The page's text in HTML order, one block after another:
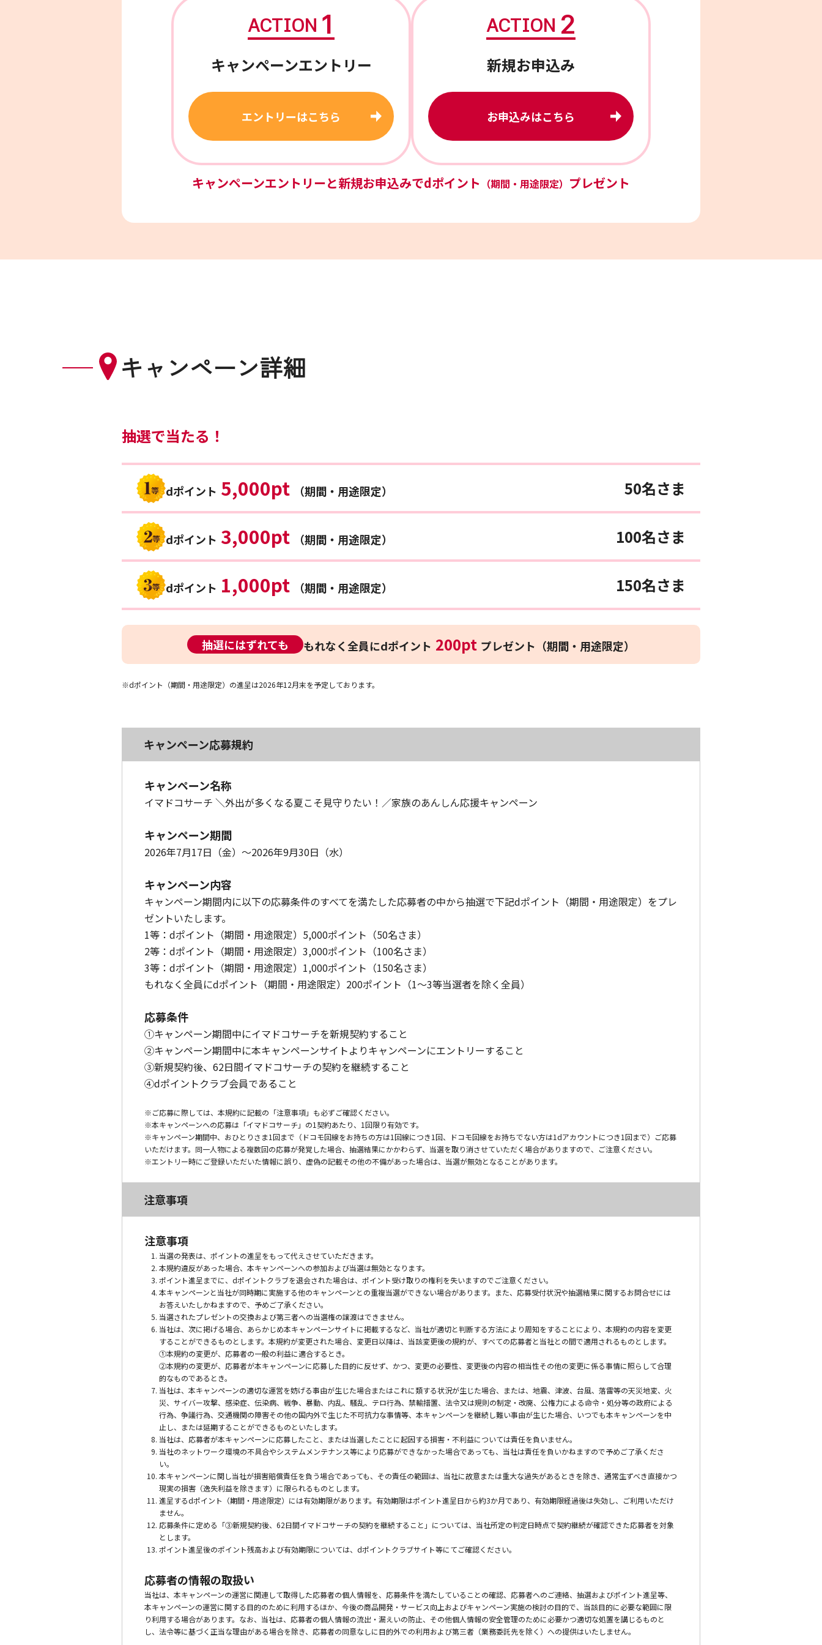
ACTION 1
キャンペーンエントリー
エントリーはこちら
ACTION 2
新規お申込み
お申込みはこちら
キャンペーンエントリーと新規お申込みでdポイント （期間・用途限定） プレゼント
キャンペーン詳細
抽選で当たる！
dポイント 5,000pt （期間・用途限定） 50名さま
dポイント 3,000pt （期間・用途限定） 100名さま
dポイント 1,000pt （期間・用途限定） 150名さま
抽選にはずれても もれなく全員にdポイント 200pt プレゼント（期間・用途限定）
※dポイント（期間・用途限定）の進呈は2026年12月末を予定しております。
キャンペーン応募規約
キャンペーン名称
イマドコサーチ ＼外出が多くなる夏こそ見守りたい！／家族のあんしん応援キャンペーン
キャンペーン期間
2026年7月17日（金）～2026年9月30日（水）
キャンペーン内容
キャンペーン期間内に以下の応募条件のすべてを満たした応募者の中から抽選で下記dポイント（期間・用途限定）をプレ
ゼントいたします。
1等：dポイント（期間・用途限定）5,000ポイント（50名さま）
2等：dポイント（期間・用途限定）3,000ポイント（100名さま）
3等：dポイント（期間・用途限定）1,000ポイント（150名さま）
もれなく全員にdポイント（期間・用途限定）200ポイント（1～3等当選者を除く全員）
応募条件
①キャンペーン期間中にイマドコサーチを新規契約すること
②キャンペーン期間中に本キャンペーンサイトよりキャンペーンにエントリーすること
③新規契約後、62日間イマドコサーチの契約を継続すること
④dポイントクラブ会員であること
※ご応募に際しては、本規約に記載の「注意事項」も必ずご確認ください。
※本キャンペーンへの応募は「イマドコサーチ」の1契約あたり、1回限り有効です。
※キャンペーン期間中、おひとりさま1回まで（ドコモ回線をお持ちの方は1回線につき1回、ドコモ回線をお持ちでない方は1dアカウントにつき1回まで）ご応募
いただけます。同一人物による複数回の応募が発覚した場合、抽選結果にかかわらず、当選を取り消させていただく場合がありますので、ご注意ください。
※エントリー時にご登録いただいた情報に誤り、虚偽の記載その他の不備があった場合は、当選が無効となることがあります。
注意事項
注意事項
当選の発表は、ポイントの進呈をもって代えさせていただきます。
本規約違反があった場合、本キャンペーンへの参加および当選は無効となります。
ポイント進呈までに、dポイントクラブを退会された場合は、ポイント受け取りの権利を失いますのでご注意ください。
本キャンペーンと当社が同時期に実施する他のキャンペーンとの重複当選ができない場合があります。また、応募受付状況や抽選結果に関するお問合せには
お答えいたしかねますので、予めご了承ください。
当選されたプレゼントの交換および第三者への当選権の譲渡はできません。
当社は、次に掲げる場合、あらかじめ本キャンペーンサイトに掲載するなど、当社が適切と判断する方法により周知をすることにより、本規約の内容を変更
することができるものとします。本規約が変更された場合、変更日以降は、当該変更後の規約が、すべての応募者と当社との間で適用されるものとします。
①本規約の変更が、応募者の一般の利益に適合するとき。
②本規約の変更が、応募者が本キャンペーンに応募した目的に反せず、かつ、変更の必要性、変更後の内容の相当性その他の変更に係る事情に照らして合理
的なものであるとき。
当社は、本キャンペーンの適切な運営を妨げる事由が生じた場合またはこれに類する状況が生じた場合、または、地震、津波、台風、落雷等の天災地変、火
災、サイバー攻撃、感染症、伝染病、戦争、暴動、内乱、騒乱、テロ行為、禁輸措置、法令又は規則の制定・改廃、公権力による命令・処分等の政府による
行為、争議行為、交通機関の障害その他の国内外で生じた不可抗力な事情等、本キャンペーンを継続し難い事由が生じた場合、いつでも本キャンペーンを中
止し、または延期することができるものといたします。
当社は、応募者が本キャンペーンに応募したこと、または当選したことに起因する損害・不利益については責任を負いません。
当社のネットワーク環境の不具合やシステムメンテナンス等により応募ができなかった場合であっても、当社は責任を負いかねますので予めご了承くださ
い。
本キャンペーンに関し当社が損害賠償責任を負う場合であっても、その責任の範囲は、当社に故意または重大な過失があるときを除き、通常生ずべき直接かつ
現実の損害（逸失利益を除きます）に限られるものとします。
進呈するdポイント（期間・用途限定）には有効期限があります。有効期限はポイント進呈日から約3か月であり、有効期限経過後は失効し、ご利用いただけ
ません。
応募条件に定める「③新規契約後、62日間イマドコサーチの契約を継続すること」については、当社所定の判定日時点で契約継続が確認できた応募者を対象
とします。
ポイント進呈後のポイント残高および有効期限については、dポイントクラブサイト等にてご確認ください。
応募者の情報の取扱い
当社は、本キャンペーンの運営に関連して取得した応募者の個人情報を、応募条件を満たしていることの確認、応募者へのご連絡、抽選およびポイント進呈等、
本キャンペーンの運営に関する目的のために利用するほか、今後の商品開発・サービス向上およびキャンペーン実施の検討の目的で、当該目的に必要な範囲に限
り利用する場合があります。なお、当社は、応募者の個人情報の流出・漏えいの防止、その他個人情報の安全管理のために必要かつ適切な処置を講じるものと
し、法令等に基づく正当な理由がある場合を除き、応募者の同意なしに目的外での利用および第三者（業務委託先を除く）への提供はいたしません。